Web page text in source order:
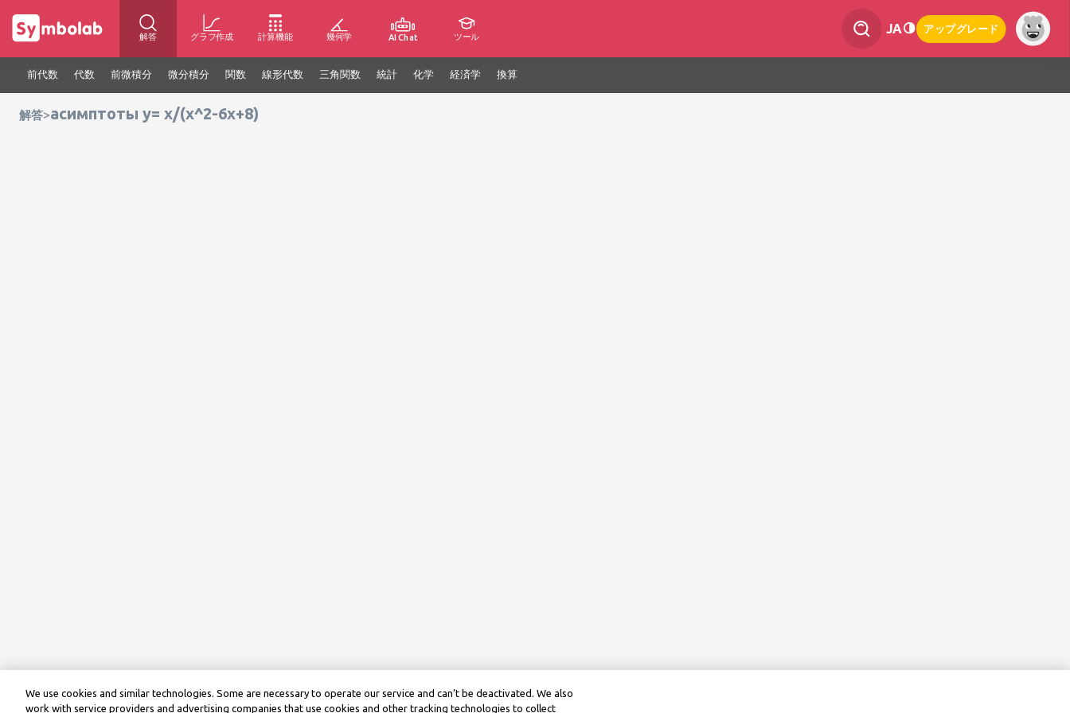
解答 グラフ作成 計算機能 幾何学 AI Chat ツール
JA アップグレード
前代数 代数 前微積分 微分積分 関数 線形代数 三角関数 統計 化学 経済学 換算
解答>асимптоты y= x/(x^2-6x+8)
We use cookies and similar technologies. Some are necessary to operate our service and can’t be deactivated. We also
work with service providers and advertising companies that use cookies and other tracking technologies to collect